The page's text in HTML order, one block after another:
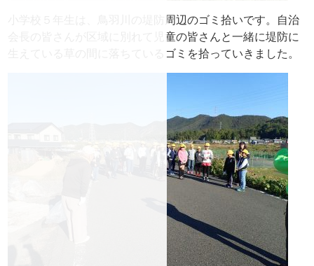
小学校５年生は、鳥羽川の堤防周辺のゴミ拾いです。自治
会長の皆さんが区域に別れて児童の皆さんと一緒に堤防に
生えている草の間に落ちているゴミを拾っていきました。